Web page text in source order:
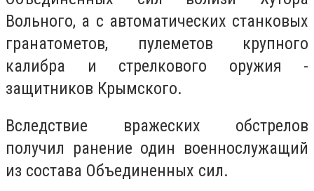
Вольного, а с автоматических станковых
гранатометов, пулеметов крупного
калибра и стрелкового оружия -
защитников Крымского.
Вследствие вражеских обстрелов
получил ранение один военнослужащий
из состава Объединенных сил.